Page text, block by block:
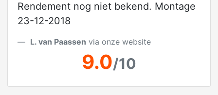
Rendement nog niet bekend. Montage
23-12-2018
L. van Paassen via onze website
9.0/10